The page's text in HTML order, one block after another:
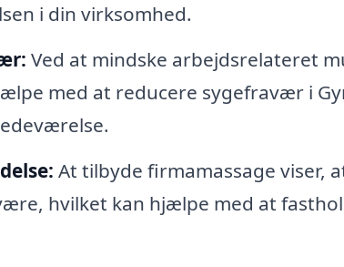
i din virksomhed.
Ved at mindske arbejdsrelateret
med at reducere sygefravær i
At tilbyde firmamassage viser,
hvilket kan hjælpe med at